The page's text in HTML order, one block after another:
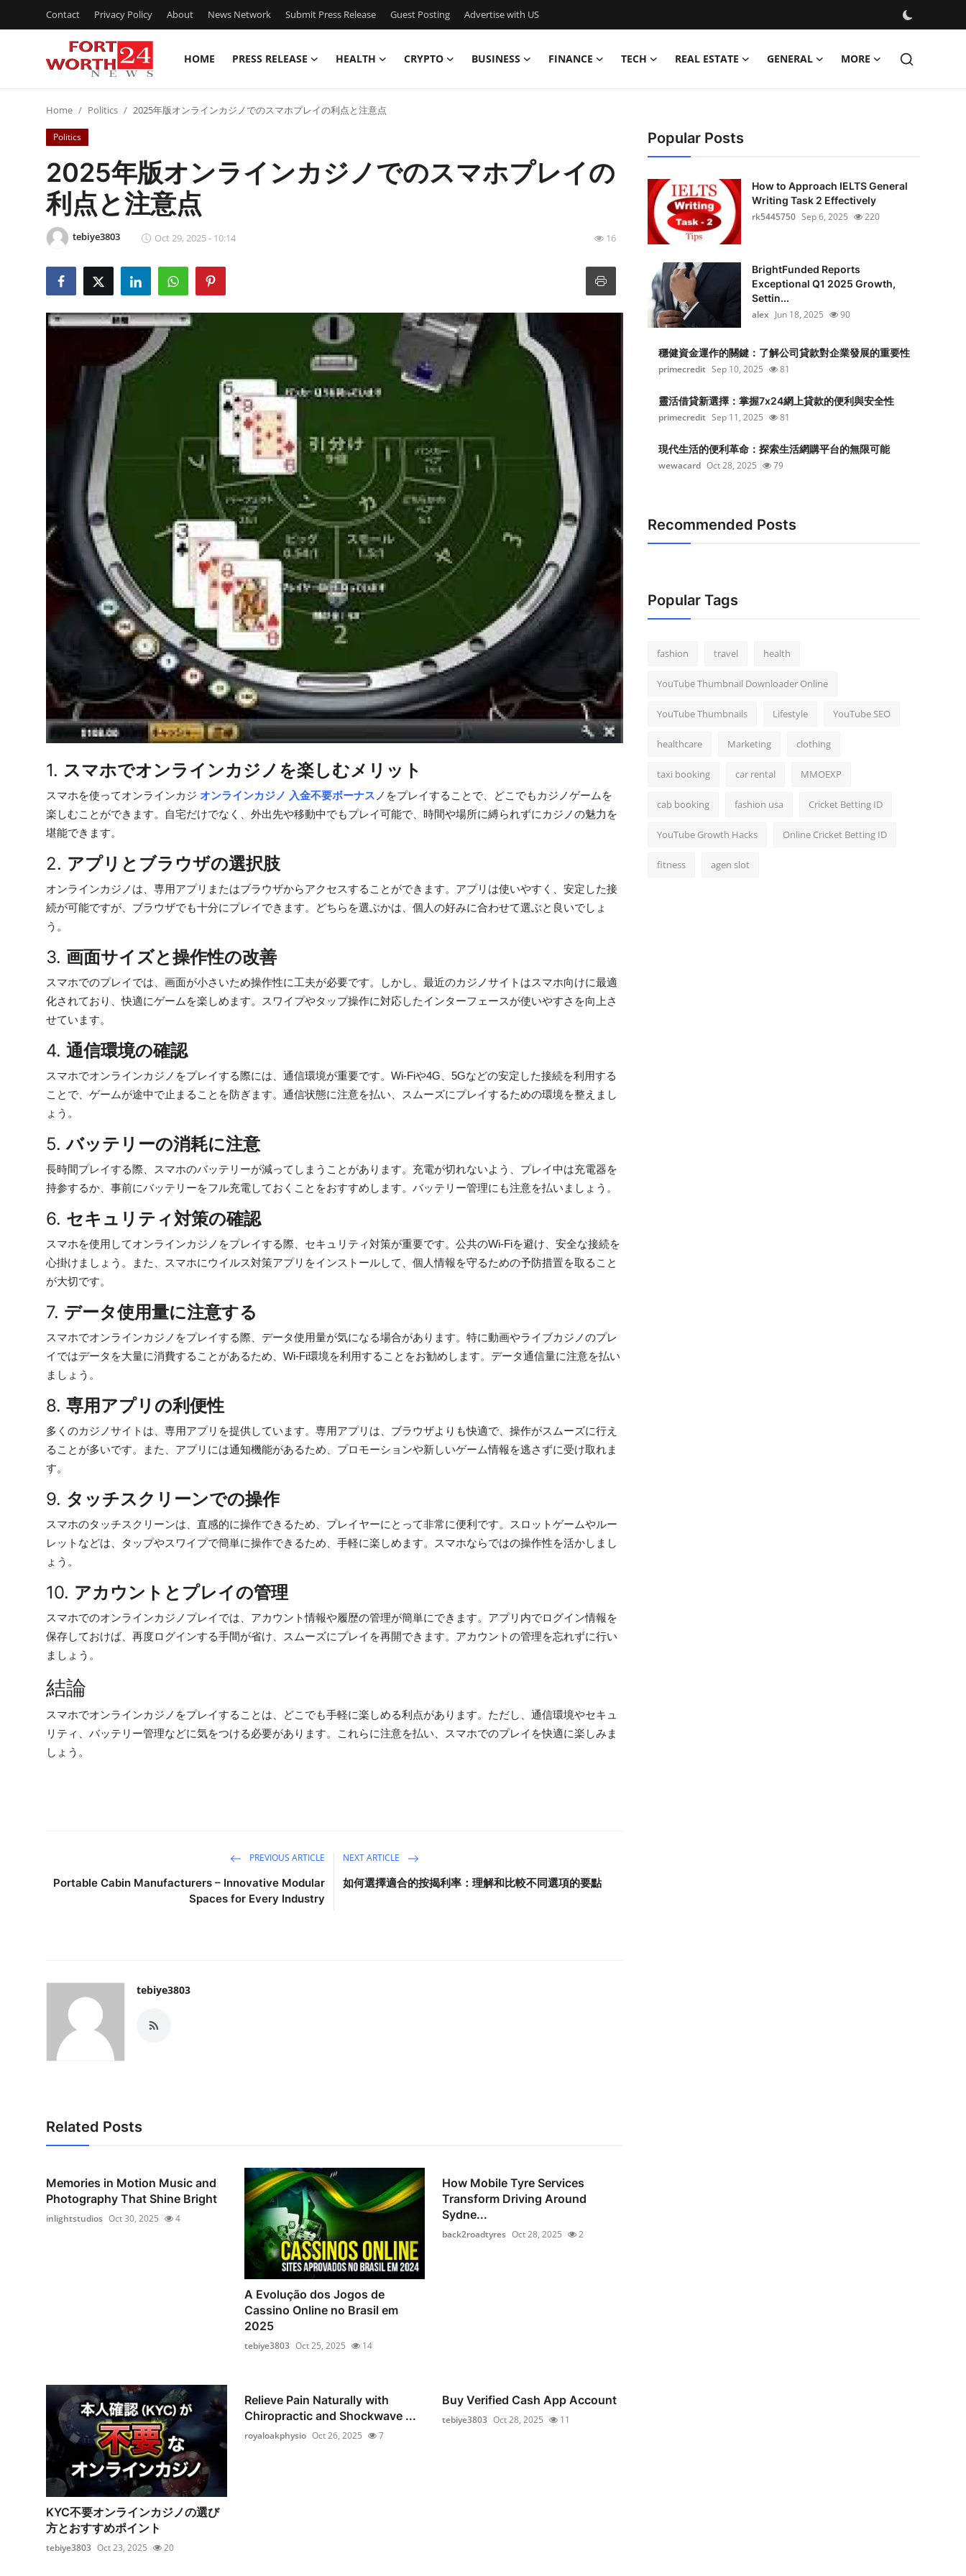
Contact Privacy Policy About News Network Submit Press Release Guest Posting Advertise with US
HOME PRESS RELEASE HEALTH CRYPTO BUSINESS FINANCE TECH REAL ESTATE GENERAL MORE
Press Release
Contact
Privacy Policy
News Network
Guest Posting
Advertise with US
Finance
Real Estate
How To
Support Number
Home Politics 2025年版オンラインカジノでのスマホプレイの利点と注意点
Politics
2025年版オンラインカジノでのスマホプレイの
利点と注意点
tebiye3803 Oct 29, 2025 - 10:14 16
1. スマホでオンラインカジノを楽しむメリット
スマホを使ってオンラインカジ オンラインカジノ 入金不要ボーナス ノをプレイすることで、どこでもカジノゲームを
楽しむことができます。自宅だけでなく、外出先や移動中でもプレイ可能で、時間や場所に縛られずにカジノの魅力を
堪能できます。
2. アプリとブラウザの選択肢
オンラインカジノは、専用アプリまたはブラウザからアクセスすることができます。アプリは使いやすく、安定した接
続が可能ですが、ブラウザでも十分にプレイできます。どちらを選ぶかは、個人の好みに合わせて選ぶと良いでしょ
う。
3. 画面サイズと操作性の改善
スマホでのプレイでは、画面が小さいため操作性に工夫が必要です。しかし、最近のカジノサイトはスマホ向けに最適
化されており、快適にゲームを楽しめます。スワイプやタップ操作に対応したインターフェースが使いやすさを向上さ
せています。
4. 通信環境の確認
スマホでオンラインカジノをプレイする際には、通信環境が重要です。Wi-Fiや4G、5Gなどの安定した接続を利用する
ことで、ゲームが途中で止まることを防ぎます。通信状態に注意を払い、スムーズにプレイするための環境を整えまし
ょう。
5.バッテリーの消耗に注意
長時間プレイする際、スマホのバッテリーが減ってしまうことがあります。充電が切れないよう、プレイ中は充電器を
持参するか、事前にバッテリーをフル充電しておくことをおすすめします。バッテリー管理にも注意を払いましょう。
6. セキュリティ対策の確認
スマホを使用してオンラインカジノをプレイする際、セキュリティ対策が重要です。公共のWi-Fiを避け、安全な接続を
心掛けましょう。また、スマホにウイルス対策アプリをインストールして、個人情報を守るための予防措置を取ること
が大切です。
7. データ使用量に注意する
スマホでオンラインカジノをプレイする際、データ使用量が気になる場合があります。特に動画やライブカジノのプレ
イではデータを大量に消費することがあるため、Wi-Fi環境を利用することをお勧めします。データ通信量に注意を払い
ましょう。
8. 専用アプリの利便性
多くのカジノサイトは、専用アプリを提供しています。専用アプリは、ブラウザよりも快適で、操作がスムーズに行え
ることが多いです。また、アプリには通知機能があるため、プロモーションや新しいゲーム情報を逃さずに受け取れま
す。
9. タッチスクリーンでの操作
スマホのタッチスクリーンは、直感的に操作できるため、プレイヤーにとって非常に便利です。スロットゲームやルー
レットなどは、タップやスワイプで簡単に操作できるため、手軽に楽しめます。スマホならではの操作性を活かしまし
ょう。
10. アカウントとプレイの管理
スマホでのオンラインカジノプレイでは、アカウント情報や履歴の管理が簡単にできます。アプリ内でログイン情報を
保存しておけば、再度ログインする手間が省け、スムーズにプレイを再開できます。アカウントの管理を忘れずに行い
ましょう。
結論
スマホでオンラインカジノをプレイすることは、どこでも手軽に楽しめる利点があります。ただし、通信環境やセキュ
リティ、バッテリー管理などに気をつける必要があります。これらに注意を払い、スマホでのプレイを快適に楽しみま
しょう。
PREVIOUS ARTICLE
Portable Cabin Manufacturers – Innovative Modular
Spaces for Every Industry
NEXT ARTICLE
如何選擇適合的按揭利率：理解和比較不同選項的要點
tebiye3803
Related Posts
Memories in Motion Music and
Photography That Shine Bright
inlightstudios Oct 30, 2025 4
A Evolução dos Jogos de
Cassino Online no Brasil em
2025
tebiye3803 Oct 25, 2025 14
How Mobile Tyre Services
Transform Driving Around
Sydne...
back2roadtyres Oct 28, 2025 2
KYC不要オンラインカジノの選び
方とおすすめポイント
tebiye3803 Oct 23, 2025 20
Relieve Pain Naturally with
Chiropractic and Shockwave ...
royaloakphysio Oct 26, 2025 7
Buy Verified Cash App Account
tebiye3803 Oct 28, 2025 11
Popular Posts
How to Approach IELTS General
Writing Task 2 Effectively
rk5445750 Sep 6, 2025 220
BrightFunded Reports
Exceptional Q1 2025 Growth,
Settin...
alex Jun 18, 2025 90
穩健資金運作的關鍵：了解公司貸款對企業發展的重要性
primecredit Sep 10, 2025 81
靈活借貸新選擇：掌握7x24網上貸款的便利與安全性
primecredit Sep 11, 2025 81
現代生活的便利革命：探索生活網購平台的無限可能
wewacard Oct 28, 2025 79
Recommended Posts
Popular Tags
fashion travel health
YouTube Thumbnail Downloader Online
YouTube Thumbnails Lifestyle YouTube SEO
healthcare Marketing clothing
taxi booking car rental MMOEXP
cab booking fashion usa Cricket Betting ID
YouTube Growth Hacks Online Cricket Betting ID
fitness agen slot